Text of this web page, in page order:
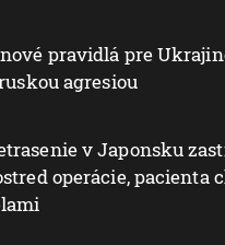
pravidlá pre
agresiou
v Japonsku
operácie, pacienta